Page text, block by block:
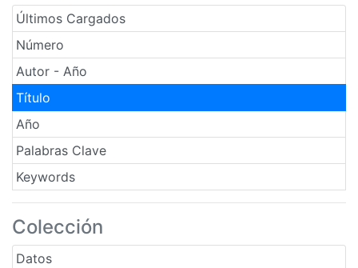
Últimos Cargados
Número
Autor - Año
Título
Año
Palabras Clave
Keywords
Colección
Datos